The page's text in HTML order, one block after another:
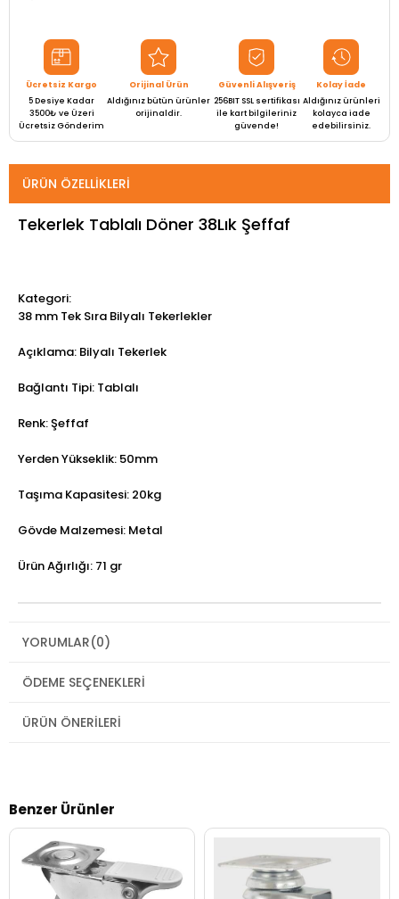
Ücretsiz Kargo
5 Desiye Kadar
3500₺ ve Üzeri
Ücretsiz Gönderim
Orijinal Ürün
Aldığınız bütün ürünler
orijinaldir.
Güvenli Alışveriş
256BIT SSL sertifikası
ile kart bilgileriniz
güvende!
Kolay İade
Aldığınız ürünleri
kolayca iade
edebilirsiniz.
ÜRÜN ÖZELLIKLERI
Tekerlek Tablalı Döner 38Lık Şeffaf
Kategori:
38 mm Tek Sıra Bilyalı Tekerlekler
Açıklama: Bilyalı Tekerlek
Bağlantı Tipi: Tablalı
Renk: Şeffaf
Yerden Yükseklik: 50mm
Taşıma Kapasitesi: 20kg
Gövde Malzemesi: Metal
Ürün Ağırlığı: 71 gr
YORUMLAR(0)
ÖDEME SEÇENEKLERI
ÜRÜN ÖNERILERI
Benzer Ürünler